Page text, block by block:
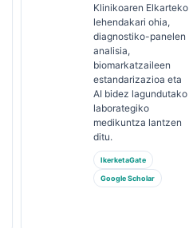
Klinikoaren Elkarteko
lehendakari ohia,
diagnostiko-panelen
analisia,
biomarkatzaileen
estandarizazioa eta
AI bidez lagundutako
laborategiko
medikuntza lantzen
ditu.
IkerketaGate
Google Scholar